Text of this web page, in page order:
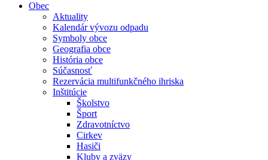
Obec
Aktuality
Kalendár vývozu odpadu
Symboly obce
Geografia obce
História obce
Súčasnosť
Rezervácia multifunkčného ihriska
Inštitúcie
Školstvo
Šport
Zdravotníctvo
Cirkev
Hasiči
Kluby a zväzy